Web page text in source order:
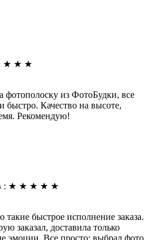
★ ★ ★
фотополоску из ФотоБудки, все
быстро. Качество на высоте,
Рекомендую!
: ★ ★ ★ ★ ★
такие быстрое исполнение заказа.
заказал, доставила только